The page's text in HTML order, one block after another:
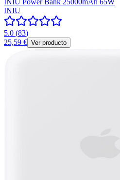
INIU
5.0 (83)
25,59 € Ver producto